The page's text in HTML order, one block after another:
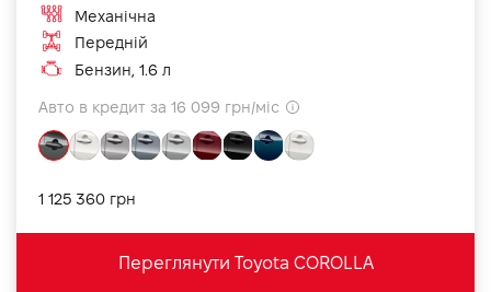
Механічна
Передній
Бензин, 1.6 л
Авто в кредит за 16 099 грн/міс
1 125 360 грн
Переглянути Toyota COROLLA